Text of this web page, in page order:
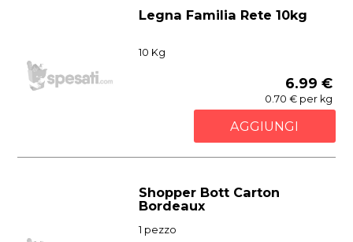
Legna Familia Rete 10kg
10 Kg
6.99 €
0.70 € per kg
AGGIUNGI
Shopper Bott Carton
Bordeaux
1 pezzo